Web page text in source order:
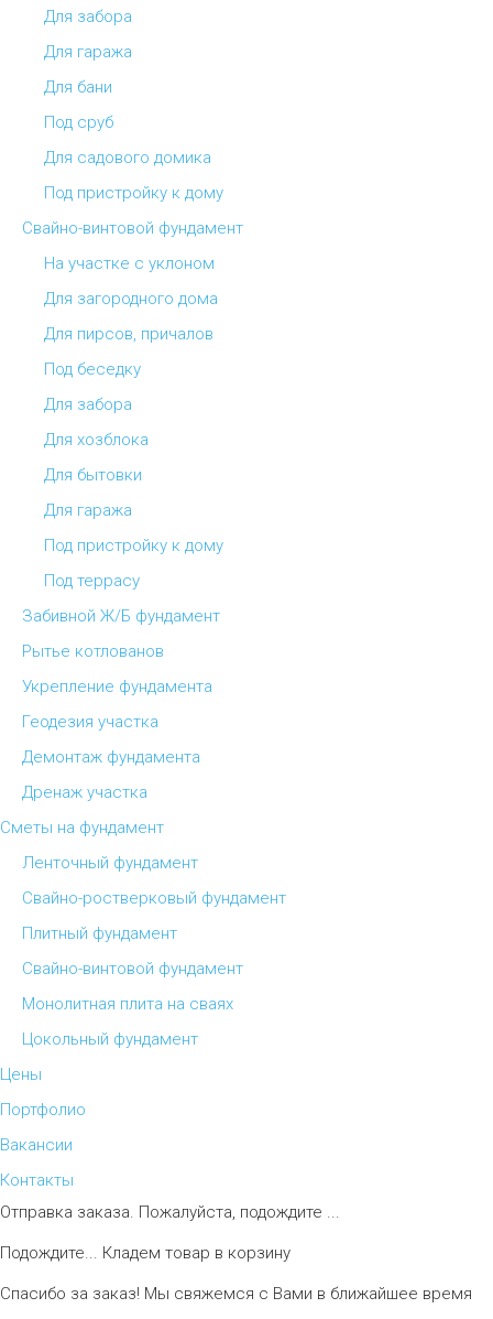
Для забора
Для гаража
Для бани
Под сруб
Для садового домика
Под пристройку к дому
Свайно-винтовой фундамент
На участке с уклоном
Для загородного дома
Для пирсов, причалов
Под беседку
Для забора
Для хозблока
Для бытовки
Для гаража
Под пристройку к дому
Под террасу
Забивной Ж/Б фундамент
Рытье котлованов
Укрепление фундамента
Геодезия участка
Демонтаж фундамента
Дренаж участка
Сметы на фундамент
Ленточный фундамент
Свайно-ростверковый фундамент
Плитный фундамент
Свайно-винтовой фундамент
Монолитная плита на сваях
Цокольный фундамент
Цены
Портфолио
Вакансии
Контакты
Отправка заказа. Пожалуйста, подождите ...
Подождите... Кладем товар в корзину
Спасибо за заказ! Мы свяжемся с Вами в ближайшее время